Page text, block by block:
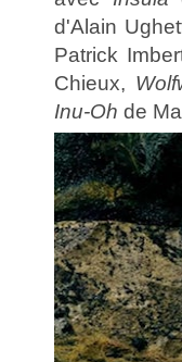
d'Alain
Patrick
Chieux,
Inu-Oh de